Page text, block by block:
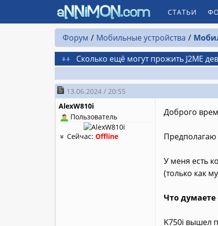
СТАТЬИ
Форум Мобильные устройства
Сколько ещё могут прожить J2ME
13.06.2024 / 20:55
AlexW810i
Пользователь
Сейчас:Offline
Доброго
Предполагаю
У меня есть
(только как
Что
K750i вышел